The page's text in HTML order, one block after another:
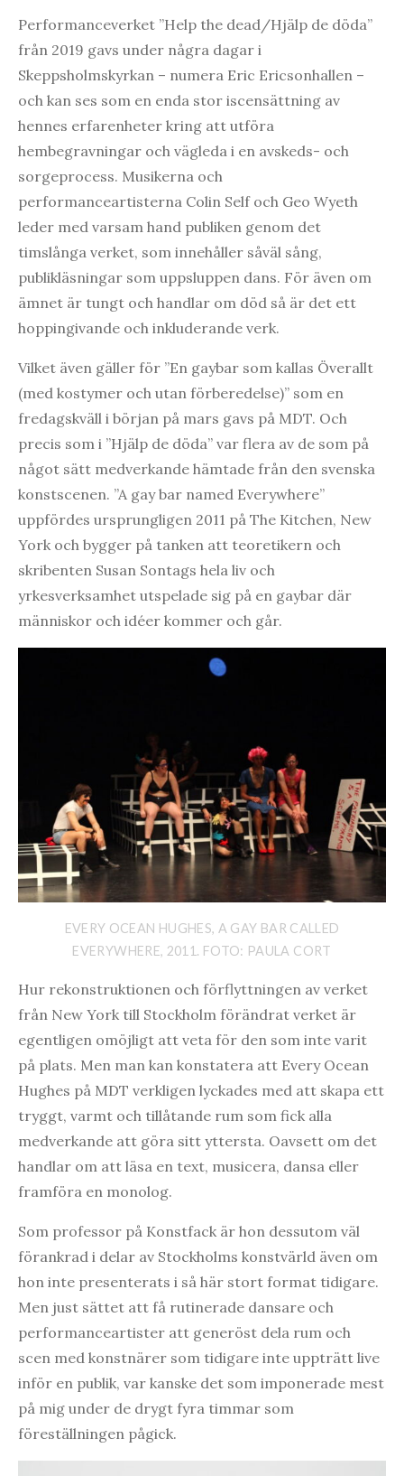
Performanceverket ”Help the dead/Hjälp de döda”
från 2019 gavs under några dagar i
Skeppsholmskyrkan – numera Eric Ericsonhallen –
och kan ses som en enda stor iscensättning av
hennes erfarenheter kring att utföra
hembegravningar och vägleda i en avskeds- och
sorgeprocess. Musikerna och
performanceartisterna Colin Self och Geo Wyeth
leder med varsam hand publiken genom det
timslånga verket, som innehåller såväl sång,
publikläsningar som uppsluppen dans. För även om
ämnet är tungt och handlar om död så är det ett
hoppingivande och inkluderande verk.
Vilket även gäller för ”En gaybar som kallas Överallt
(med kostymer och utan förberedelse)” som en
fredagskväll i början på mars gavs på MDT. Och
precis som i ”Hjälp de döda” var flera av de som på
något sätt medverkande hämtade från den svenska
konstscenen. ”A gay bar named Everywhere”
uppfördes ursprungligen 2011 på The Kitchen, New
York och bygger på tanken att teoretikern och
skribenten Susan Sontags hela liv och
yrkesverksamhet utspelade sig på en gaybar där
människor och idéer kommer och går.
EVERY OCEAN HUGHES, A GAY BAR CALLED
EVERYWHERE, 2011. FOTO: PAULA CORT
Hur rekonstruktionen och förflyttningen av verket
från New York till Stockholm förändrat verket är
egentligen omöjligt att veta för den som inte varit
på plats. Men man kan konstatera att Every Ocean
Hughes på MDT verkligen lyckades med att skapa ett
tryggt, varmt och tillåtande rum som fick alla
medverkande att göra sitt yttersta. Oavsett om det
handlar om att läsa en text, musicera, dansa eller
framföra en monolog.
Som professor på Konstfack är hon dessutom väl
förankrad i delar av Stockholms konstvärld även om
hon inte presenterats i så här stort format tidigare.
Men just sättet att få rutinerade dansare och
performanceartister att generöst dela rum och
scen med konstnärer som tidigare inte uppträtt live
inför en publik, var kanske det som imponerade mest
på mig under de drygt fyra timmar som
föreställningen pågick.